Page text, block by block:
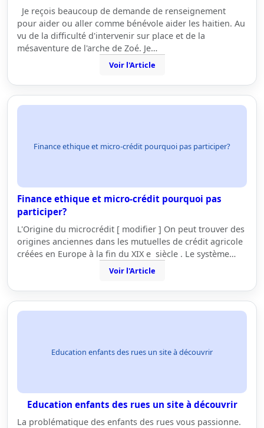
Je reçois beaucoup de demande de renseignement
pour aider ou aller comme bénévole aider les haitien. Au
vu de la difficulté d'intervenir sur place et de la
mésaventure de l'arche de Zoé. Je…
Voir l'Article
Finance ethique et micro-crédit pourquoi pas participer?
Finance ethique et micro-crédit pourquoi pas
participer?
L'Origine du microcrédit [ modifier ] On peut trouver des
origines anciennes dans les mutuelles de crédit agricole
créées en Europe à la fin du XIX e siècle . Le système…
Voir l'Article
Education enfants des rues un site à découvrir
Education enfants des rues un site à découvrir
La problématique des enfants des rues vous passionne.